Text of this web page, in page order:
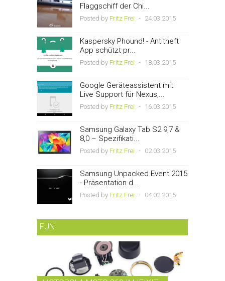
Flaggschiff der Chi...
Posted by Fritz Frei - 24.03.2015
Kaspersky Phound! - Antitheft
App schützt pr...
Posted by Fritz Frei - 18.03.2015
Google Geräteassistent mit
Live Support für Nexus,...
Posted by Fritz Frei - 16.03.2015
Samsung Galaxy Tab S2 9,7 &
8,0 – Spezifikati...
Posted by Fritz Frei - 02.03.2015
Samsung Unpacked Event 2015
- Präsentation d...
Posted by Fritz Frei - 04.02.2015
FUN